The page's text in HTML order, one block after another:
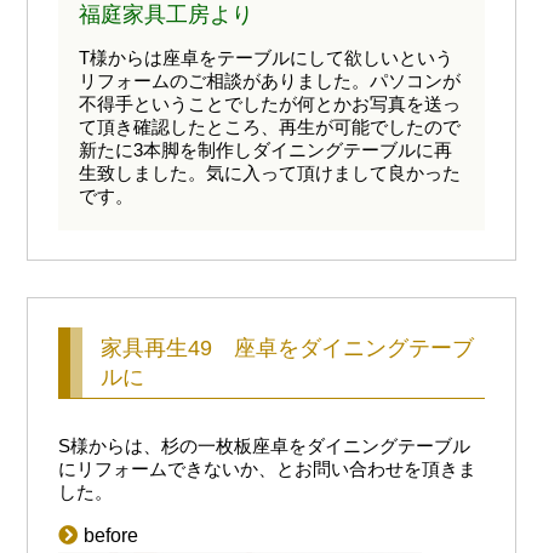
福庭家具工房より
T様からは座卓をテーブルにして欲しいという
リフォームのご相談がありました。パソコンが
不得手ということでしたが何とかお写真を送っ
て頂き確認したところ、再生が可能でしたので
新たに3本脚を制作しダイニングテーブルに再
生致しました。気に入って頂けまして良かった
です。
家具再生49 座卓をダイニングテーブ
ルに
S様からは、杉の一枚板座卓をダイニングテーブル
にリフォームできないか、とお問い合わせを頂きま
した。
before